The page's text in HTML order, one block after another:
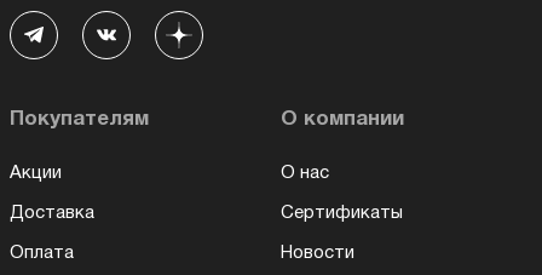
Покупателям
Акции
Доставка
Оплата
О компании
О нас
Сертификаты
Новости